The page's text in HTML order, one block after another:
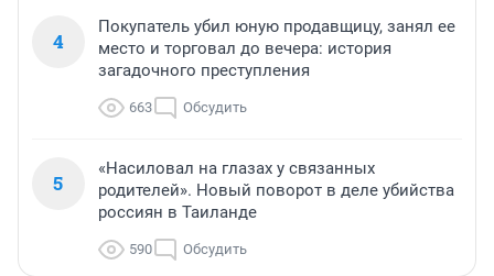
4
Покупатель убил юную продавщицу, занял ее
место и торговал до вечера: история
загадочного преступления
663 Обсудить
5
«Насиловал на глазах у связанных
родителей». Новый поворот в деле убийства
россиян в Таиланде
590 Обсудить